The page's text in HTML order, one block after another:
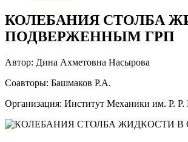
КОЛЕБАНИЯ СТОЛБА
ПОДВЕРЖЕННЫМ ГРП
Автор: Дина Ахметовна Насырова
Соавторы: Башмаков Р.А.
Организация: Институт Механики им. Р.